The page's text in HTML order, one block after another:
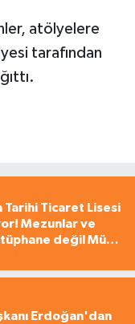
atölyelere
tarafından
Ticaret Lisesi
Mezunlar ve
değil Müze
Erdoğan'dan